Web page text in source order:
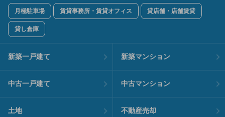
月極駐車場 賃貸事務所・賃貸オフィス 貸店舗・店舗賃貸
貸し倉庫
新築一戸建て 新築マンション
中古一戸建て 中古マンション
土地 不動産売却